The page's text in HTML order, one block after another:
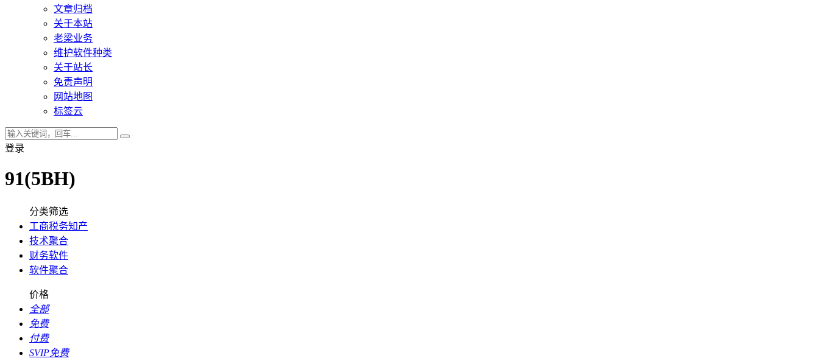
文章归档
关于本站
老梁业务
维护软件种类
关于站长
免责声明
网站地图
标签云
登录
91(5BH)
分类筛选
工商税务知产
技术聚合
财务软件
软件聚合
价格
全部
免费
付费
SVIP免费